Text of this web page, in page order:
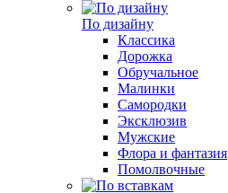
По дизайну
Классика
Дорожка
Обручальное
Малинки
Самородки
Эксклюзив
Мужские
Флора и фантазия
Помолвочные